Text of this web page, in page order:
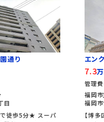
通り
目
徒歩5分★ スーパ
エン
7.3
管理
福岡
福岡
【博